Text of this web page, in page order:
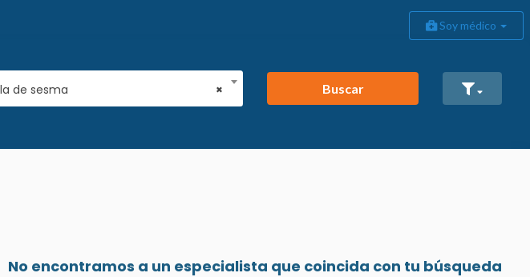
Soy médico
×
de sesma Buscar
No encontramos a un especialista que coincida con tu búsqueda